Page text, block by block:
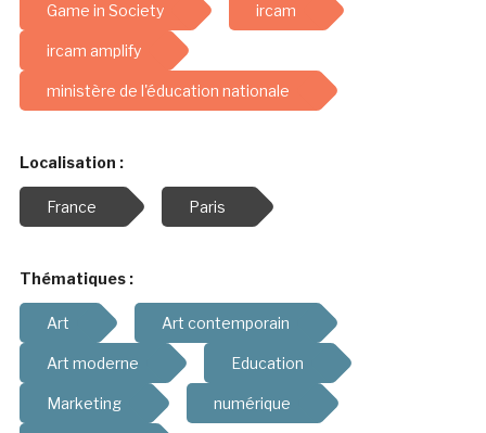
Game in Society ircam
ircam amplify
ministère de l'éducation nationale
Localisation :
France Paris
Thématiques :
Art Art contemporain
Art moderne Education
Marketing numérique